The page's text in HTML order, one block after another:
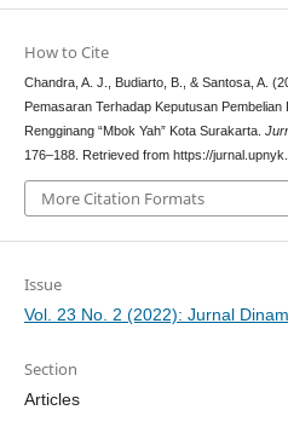
How to Cite
Chandra, A. J., Budiarto, B., & Santosa, A.
Pemasaran Terhadap Keputusan
Rengginang “Mbok Yah” Kota Surakarta.
176–188. Retrieved from https://
More Citation Formats
Issue
Vol. 23 No. 2 (2022): Jurnal
Section
Articles